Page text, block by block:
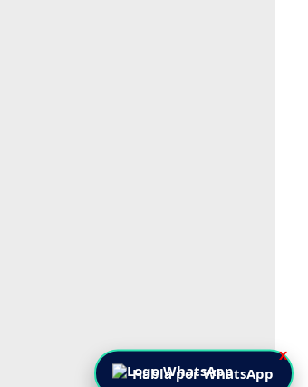
X
Habla por WhatsApp